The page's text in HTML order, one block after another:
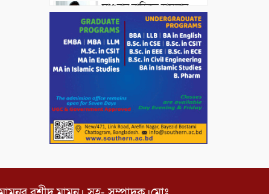
মাগুরার বাড়িতে হামলার
প্রতিক্রিয়ায় যা বললেন
সাকিব।
দেশীয় পাঁচ প্রজাতির ছোট
মাছে উদ্বেগজনক মাত্রায়
সরকারকে ব্যর্থ করতে
চক্রান্ত চালিয়ে যাচ্ছে : রিজভী
হাজার টাকা সোনার দাম